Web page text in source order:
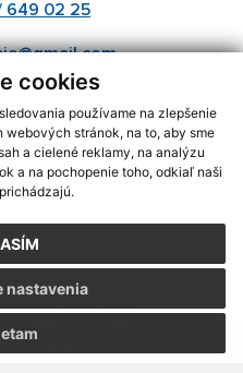
cookies
používame na zlepšenie
stránok, na to, aby sme
a cielené reklamy, na analýzu
a na pochopenie toho, odkiaľ naši
nastavenia
649 02 25
informácií s využitím RSS
2,Mapa stránok,web portál
,domény,registrácia domény
03.08.2026
o prístupnosti